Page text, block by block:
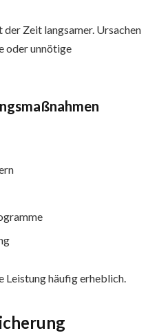
Zeit langsamer. Ursachen
oder unnötige
Leistung häufig erheblich.